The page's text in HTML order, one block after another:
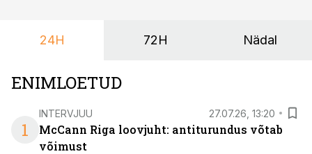
24H 72H Nädal
ENIMLOETUD
1
INTERVJUU 27.07.26, 13:20
McCann Riga loovjuht: antiturundus võtab
võimust